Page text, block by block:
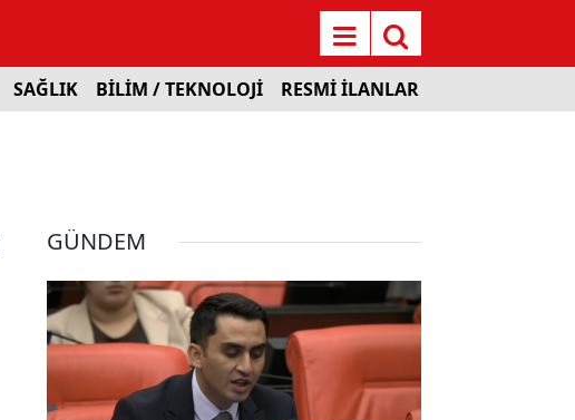
SAĞLIK BİLİM / TEKNOLOJİ RESMİ İLANLAR
GÜNDEM